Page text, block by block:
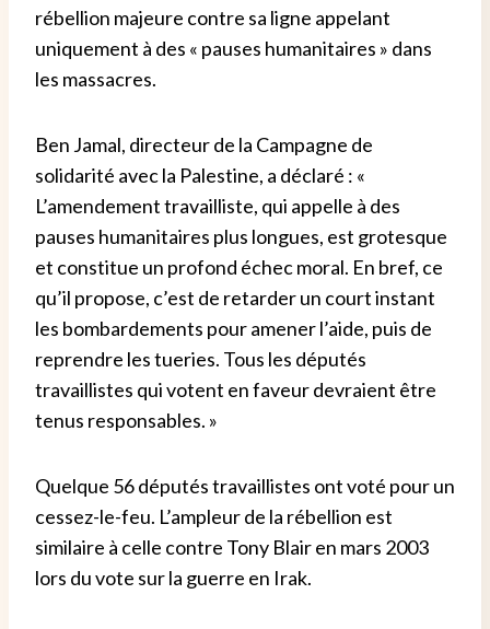
rébellion majeure contre sa ligne appelant
uniquement à des « pauses humanitaires » dans
les massacres.
Ben Jamal, directeur de la Campagne de
solidarité avec la Palestine, a déclaré : «
L’amendement travailliste, qui appelle à des
pauses humanitaires plus longues, est grotesque
et constitue un profond échec moral. En bref, ce
qu’il propose, c’est de retarder un court instant
les bombardements pour amener l’aide, puis de
reprendre les tueries. Tous les députés
travaillistes qui votent en faveur devraient être
tenus responsables. »
Quelque 56 députés travaillistes ont voté pour un
cessez-le-feu. L’ampleur de la rébellion est
similaire à celle contre Tony Blair en mars 2003
lors du vote sur la guerre en Irak.